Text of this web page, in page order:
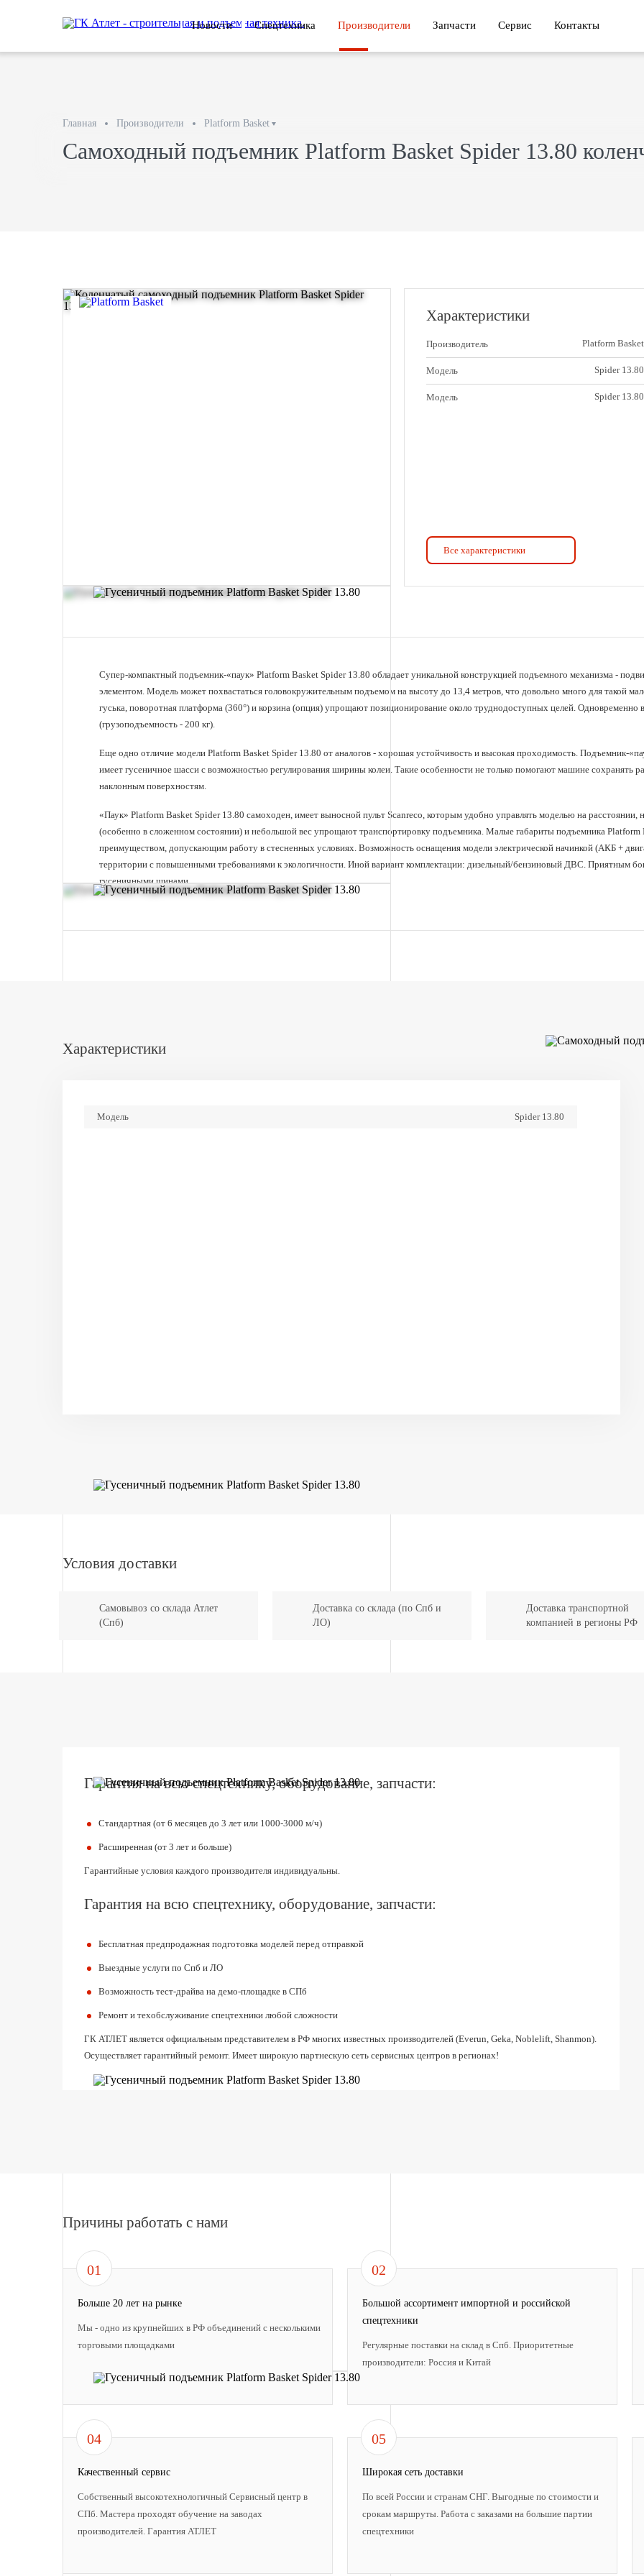
Новости Спецтехника Производители Запчасти Сервис Контакты
Главная Производители Platform Basket
Самоходный подъемник Platform Basket Spider 13.80
Характеристики
Производитель Platform Basket
Модель Spider 13.80
Модель Spider 13.80
Все характеристики
Супер-компактный подъемник-«паук» Platform Basket Spider 13.80 обладает уникальной конструкцией подъемного механизма -
элементом. Модель может похвастаться головокружительным подъемом на высоту до 13,4 метров, что довольно много для такой
гуська, поворотная платформа (360°) и корзина (опция) упрощают позиционирование около труднодоступных целей. Одновременно
(грузоподъемность - 200 кг).
Еще одно отличие модели Platform Basket Spider 13.80 от аналогов - хорошая устойчивость и высокая проходимость. Подъемник-
имеет гусеничное шасси с возможностью регулирования ширины колеи. Такие особенности не только помогают машине сохранять
наклонным поверхностям.
«Паук» Platform Basket Spider 13.80 самоходен, имеет выносной пульт Scanreco, которым удобно управлять моделью на расстоянии,
(особенно в сложенном состоянии) и небольшой вес упрощают транспортировку подъемника. Малые габариты подъемника
преимуществом, допускающим работу в стесненных условиях. Возможность оснащения модели электрической начинкой (АКБ +
территории с повышенными требованиями к экологичности. Иной вариант комплектации: дизельный/бензиновый ДВС. Приятным
гусеничными шинами.
Характеристики
Модель Spider 13.80
Условия доставки
Самовывоз со склада Атлет
(Спб)
Доставка со склада (по Спб и
ЛО)
Доставка транспортной
компанией в регионы РФ
Гарантия на всю спецтехнику, оборудование, запчасти:
Стандартная (от 6 месяцев до 3 лет или 1000-3000 м/ч)
Расширенная (от 3 лет и больше)
Гарантийные условия каждого производителя индивидуальны.
Гарантия на всю спецтехнику, оборудование, запчасти:
Бесплатная предпродажная подготовка моделей перед отправкой
Выездные услуги по Спб и ЛО
Возможность тест-драйва на демо-площадке в СПб
Ремонт и техобслуживание спецтехники любой сложности
ГК АТЛЕТ является официальным представителем в РФ многих известных производителей (Everun, Geka, Noblelift, Shanmon).
Осуществляет гарантийный ремонт. Имеет широкую партнескую сеть сервисных центров в регионах!
Причины работать с нами
01
Больше 20 лет на рынке
Мы - одно из крупнейших в РФ объединений с несколькими
торговыми площадками
02
Большой ассортимент импортной и российской
спецтехники
Регулярные поставки на склад в Спб. Приоритетные
производители: Россия и Китай
04
Качественный сервис
Собственный высокотехнологичный Сервисный центр в
СПб. Мастера проходят обучение на заводах
производителей. Гарантия АТЛЕТ
05
Широкая сеть доставки
По всей России и странам СНГ. Выгодные по стоимости и
срокам маршруты. Работа с заказами на большие партии
спецтехники